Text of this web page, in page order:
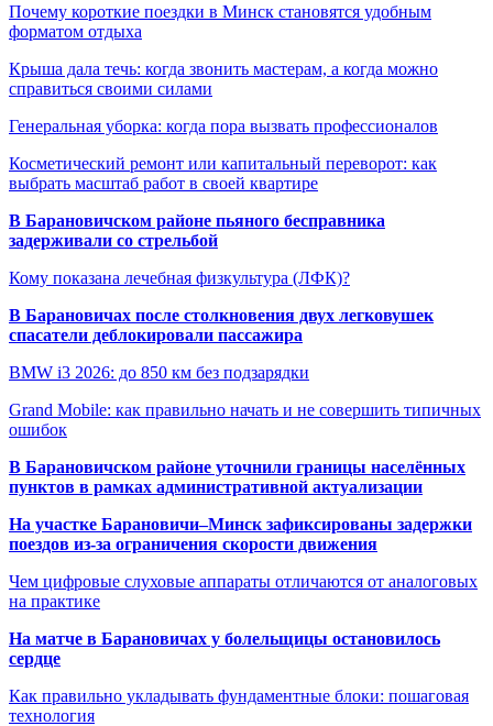
Почему короткие поездки в Минск становятся удобным
форматом отдыха
Крыша дала течь: когда звонить мастерам, а когда можно
справиться своими силами
Генеральная уборка: когда пора вызвать профессионалов
Косметический ремонт или капитальный переворот: как
выбрать масштаб работ в своей квартире
В Барановичском районе пьяного бесправника
задерживали со стрельбой
Кому показана лечебная физкультура (ЛФК)?
В Барановичах после столкновения двух легковушек
спасатели деблокировали пассажира
BMW i3 2026: до 850 км без подзарядки
Grand Mobile: как правильно начать и не совершить типичных
ошибок
В Барановичском районе уточнили границы населённых
пунктов в рамках административной актуализации
На участке Барановичи–Минск зафиксированы задержки
поездов из-за ограничения скорости движения
Чем цифровые слуховые аппараты отличаются от аналоговых
на практике
На матче в Барановичах у болельщицы остановилось
сердце
Как правильно укладывать фундаментные блоки: пошаговая
технология